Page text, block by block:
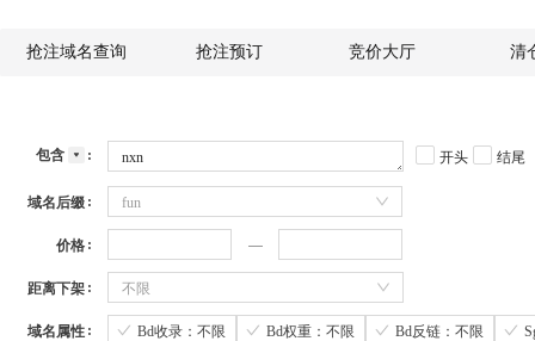
抢注域名查询 抢注预订 竞价大厅 清
包含 开头 结尾
域名后缀 fun
价格
距离下架 不限
域名属性 Bd收录：不限 Bd权重：不限 Bd反链：不限